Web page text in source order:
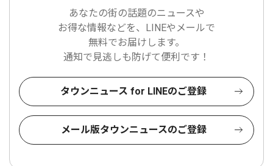
あなたの街の話題のニュースや
お得な情報などを、LINEやメールで
無料でお届けします。
通知で見逃しも防げて便利です！
タウンニュース for LINEのご登録
メール版タウンニュースのご登録